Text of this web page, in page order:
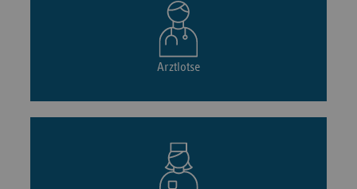
Arztlotse